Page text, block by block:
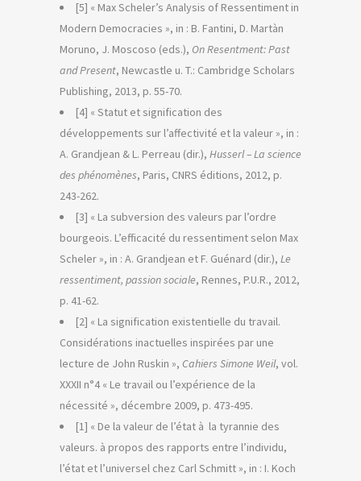
[5] « Max Scheler’s Analysis of Ressentiment in
Modern Democracies », in : B. Fantini, D. Martà­n
Moruno, J. Moscoso (eds.), On Resentment: Past
and Present, Newcastle u. T.: Cambridge Scholars
Publishing, 2013, p. 55-70.
[4] « Statut et signification des
développements sur l’affectivité et la valeur », in :
A. Grandjean & L. Perreau (dir.), Husserl – La science
des phénomènes, Paris, CNRS éditions, 2012, p.
243-262.
[3] « La subversion des valeurs par l’ordre
bourgeois. L’efficacité du ressentiment selon Max
Scheler », in : A. Grandjean et F. Guénard (dir.), Le
ressentiment, passion sociale, Rennes, P.U.R., 2012,
p. 41-62.
[2] « La signification existentielle du travail.
Considérations inactuelles inspirées par une
lecture de John Ruskin », Cahiers Simone Weil, vol.
XXXII n°4 « Le travail ou l’expérience de la
nécessité », décembre 2009, p. 473-495.
[1] « De la valeur de l’état à la tyrannie des
valeurs. à propos des rapports entre l’individu,
l’état et l’universel chez Carl Schmitt », in : I. Koch